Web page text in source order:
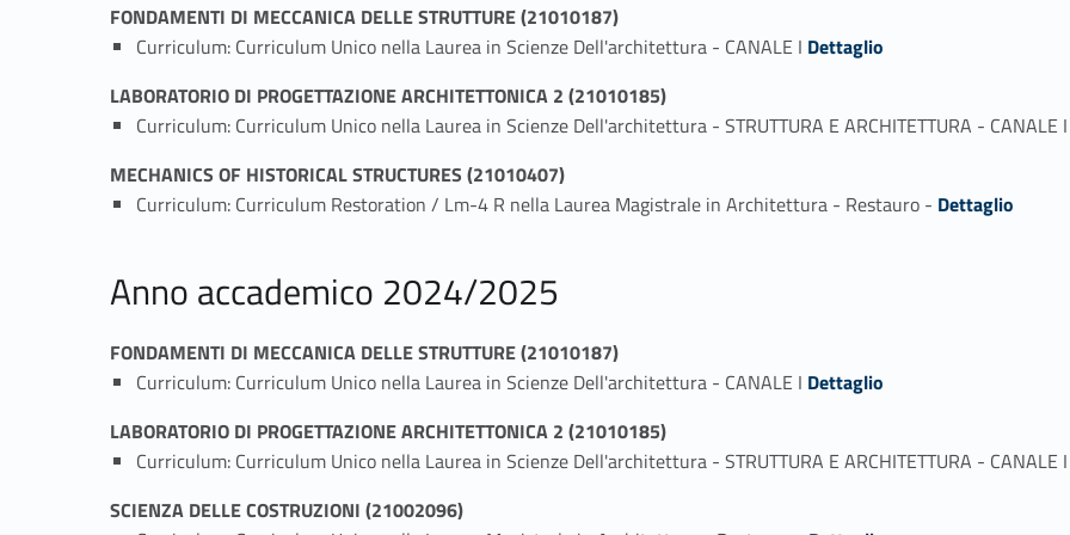
FONDAMENTI DI MECCANICA DELLE STRUTTURE (21010187)
Curriculum: Curriculum Unico nella Laurea in Scienze Dell'architettura - CANALE I Link identifier #identifier_person_67918-1
Dettaglio
LABORATORIO DI PROGETTAZIONE ARCHITETTONICA 2 (21010185)
Curriculum: Curriculum Unico nella Laurea in Scienze Dell'architettura - STRUTTURA E ARCHITETTURA - CANALE I
MECHANICS OF HISTORICAL STRUCTURES (21010407)
Curriculum: Curriculum Restoration / Lm-4 R nella Laurea Magistrale in Architettura - Restauro - Link identifier #identifier_person_63991-1
Dettaglio
Anno accademico 2024/2025
FONDAMENTI DI MECCANICA DELLE STRUTTURE (21010187)
Curriculum: Curriculum Unico nella Laurea in Scienze Dell'architettura - CANALE I Link identifier #identifier_person_147559-1
Dettaglio
LABORATORIO DI PROGETTAZIONE ARCHITETTONICA 2 (21010185)
Curriculum: Curriculum Unico nella Laurea in Scienze Dell'architettura - STRUTTURA E ARCHITETTURA - CANALE I
SCIENZA DELLE COSTRUZIONI (21002096)